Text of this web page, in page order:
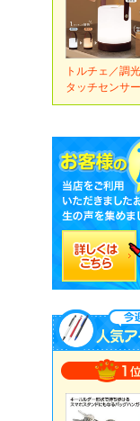
トルチェ／調
タッチセンサ